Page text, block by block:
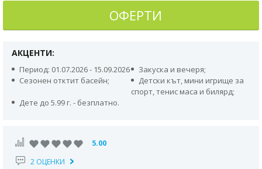
ОФЕРТИ
АКЦЕНТИ:
Период: 01.07.2026 - 15.09.2026
Закуска и вечеря;
Сезонен отктит басейн;
Детски кът, мини игрище за
спорт, тенис маса и билярд;
Дете до 5.99 г. - безплатно.
5.00
2 ОЦЕНКИ